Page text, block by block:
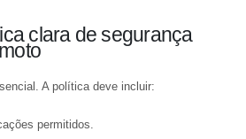
clara de segurança
A política deve incluir:
permitidos.